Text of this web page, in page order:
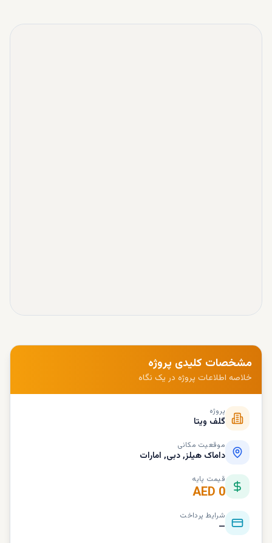
مشخصات کلیدی پروژه
خلاصه اطلاعات پروژه در یک نگاه
پروژه
گلف ویتا
موقعیت مکانی
داماک هیلز, دبی, امارات
قیمت پایه
AED 0
شرایط پرداخت
—